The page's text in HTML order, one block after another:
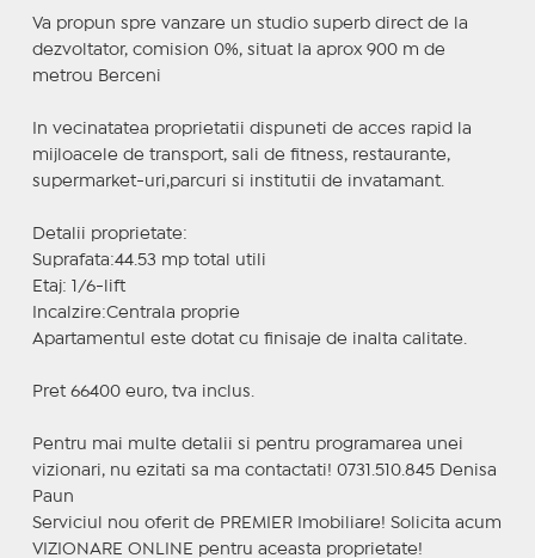
Va propun spre vanzare un studio superb direct de la
dezvoltator, comision 0%, situat la aprox 900 m de
metrou Berceni
In vecinatatea proprietatii dispuneti de acces rapid la
mijloacele de transport, sali de fitness, restaurante,
supermarket-uri,parcuri si institutii de invatamant.
Detalii proprietate:
Suprafata:44.53 mp total utili
Etaj: 1/6-lift
Incalzire:Centrala proprie
Apartamentul este dotat cu finisaje de inalta calitate.
Pret 66400 euro, tva inclus.
Pentru mai multe detalii si pentru programarea unei
vizionari, nu ezitati sa ma contactati! 0731.510.845 Denisa
Paun
Serviciul nou oferit de PREMIER Imobiliare! Solicita acum
VIZIONARE ONLINE pentru aceasta proprietate!